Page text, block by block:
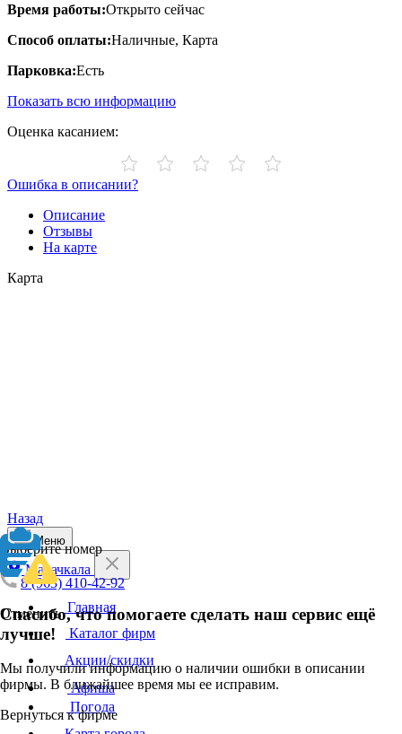
Время работы:Открыто сейчас
Способ оплаты:Наличные, Карта
Парковка:Есть
Показать всю информацию
Оценка касанием:
Ошибка в описании?
Описание
Отзывы
На карте
Карта
Назад
Выберите номер
8 (963) 410-42-92
Отменить
Спасибо, что помогаете сделать наш сервис ещё
лучше!
Мы получили информацию о наличии ошибки в описании
фирмы. В ближайшее время мы ее исправим.
Вернуться к фирме
Меню
Махачкала
Главная
Каталог фирм
Акции/скидки
Афиша
Погода